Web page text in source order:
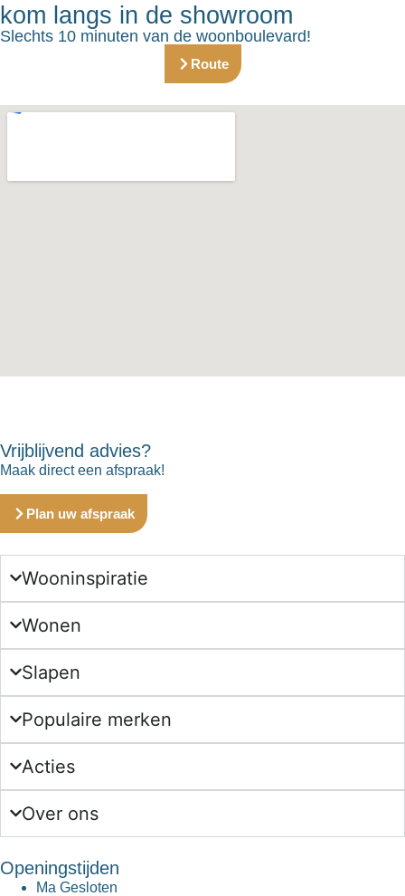
kom langs in de showroom
Slechts 10 minuten van de woonboulevard!
Route
Vrijblijvend advies?
Maak direct een afspraak!
Plan uw afspraak
Wooninspiratie
Wonen
Slapen
Populaire merken
Acties
Over ons
Openingstijden
Ma Gesloten